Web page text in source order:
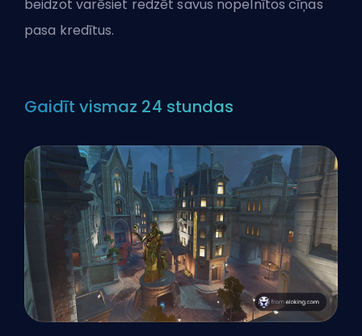
beidzot varēsiet redzēt savus nopelnītos cīņas
pasa kredītus.
Gaidīt vismaz 24 stundas